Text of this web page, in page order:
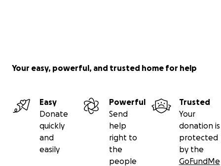
Your easy, powerful, and trusted home for help
Easy
Donate
quickly
and
easily
Powerful
Send
help
right to
the
people
Trusted
Your
donation is
protected
by the
GoFundMe